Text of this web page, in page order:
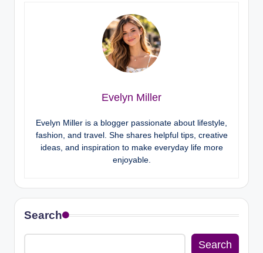
Evelyn Miller
Evelyn Miller is a blogger passionate about lifestyle,
fashion, and travel. She shares helpful tips, creative
ideas, and inspiration to make everyday life more
enjoyable.
Search
Search